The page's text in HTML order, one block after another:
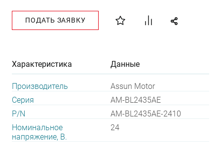
ПОДАТЬ ЗАЯВКУ
Характеристика Данные
Производитель
Assun Motor
Серия
AM-BL2435AE
P/N
AM-BL2435AE-2410
Номинальное
напряжение, В.
24